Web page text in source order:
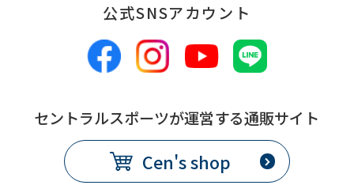
fully
understand
this
using
the
service.
公式SNSアカウント
セントラルスポーツが運営する通販サイト
Cen's shop